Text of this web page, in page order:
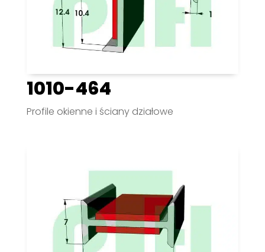
1010-464
Profile okienne i ściany działowe